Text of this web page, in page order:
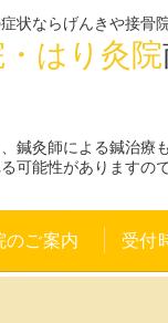
状ならげんきや接骨
はり灸院
鍼灸師による鍼治療
可能性がありますの
のご案内 受付